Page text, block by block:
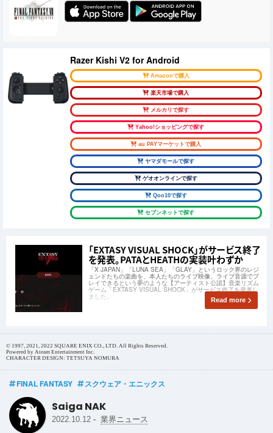
Razer Kishi V2 for Android
Amazonで購入
楽天市場で購入
メルカリで探す
Yahoo!ショッピングで探す
au PAYマーケットで購入
ヤマダモールで探す
ゲオオンラインで探す
Qoo10で探す
セブンネットで探す
「EXTASY VISUAL SHOCK」がサービス終了
を発表。PATAとHEATHの実装叶わずか
「X JAPAN」「LUNA SEA」「GLAY」というロック界のレジ
ェンドたちの楽曲を、本人たちのライブ映像、ライブ音源でプ
レイできるという夢のような【アーティスト公認】音楽リズム
ゲーム「EXTASY VISUAL SHOCK」がサービス終了を発表し
ました。 Read more
© 1997, 2021, 2022 SQUARE ENIX CO., LTD. All Rights Reserved.
Powered by Ateam Entertainment Inc.
CHARACTER DESIGN: TETSUYA NOMURA
FINAL FANTASY スクウェア・エニックス
Saiga NAK
2022.10.12 - 業界ニュース